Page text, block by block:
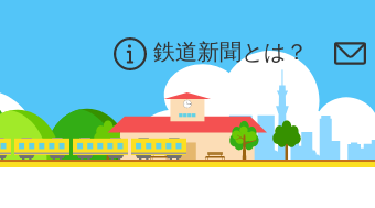
鉄道新聞とは？